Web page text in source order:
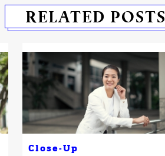
RELATED POSTS
Close-Up